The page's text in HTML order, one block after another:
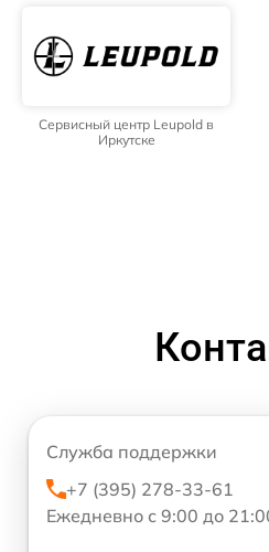
Сервисный центр Leupold в
Иркутске
Служба поддержки
+7 (395) 278-33-61
Ежедневно с 9:00 до